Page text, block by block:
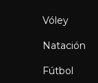
Vóley
Natación
Fútbol